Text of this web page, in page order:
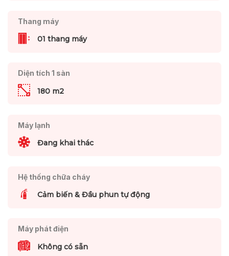
Thang máy
01 thang máy
Diện tích 1 sàn
180 m2
Máy lạnh
Đang khai thác
Hệ thống chữa cháy
Cảm biến & Đầu phun tự động
Máy phát điện
Không có sẵn